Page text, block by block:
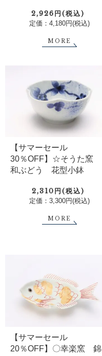
2,926円(税込)
定価：4,180円(税込)
MORE
【サマーセール
30％OFF】☆そうた窯
和ぶどう 花型小鉢
2,310円(税込)
定価：3,300円(税込)
MORE
【サマーセール
20％OFF】〇幸楽窯 錦